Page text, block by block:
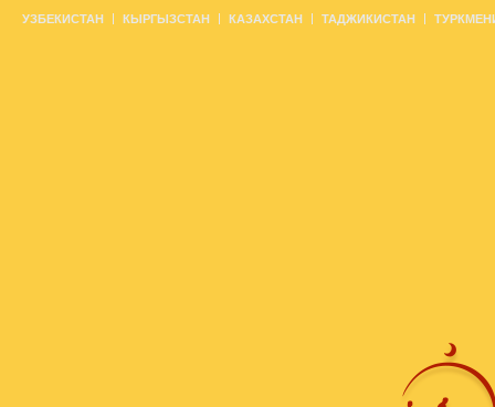
УЗБЕКИСТАН КЫРГЫЗСТАН КАЗАХСТАН ТАДЖИКИСТАН